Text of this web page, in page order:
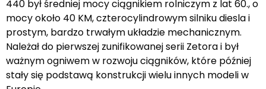
440 był średniej mocy ciągnikiem rolniczym z lat 60., o
mocy około 40 KM, czterocylindrowym silniku diesla i
prostym, bardzo trwałym układzie mechanicznym.
Należał do pierwszej zunifikowanej serii Zetora i był
ważnym ogniwem w rozwoju ciągników, które później
stały się podstawą konstrukcji wielu innych modeli w